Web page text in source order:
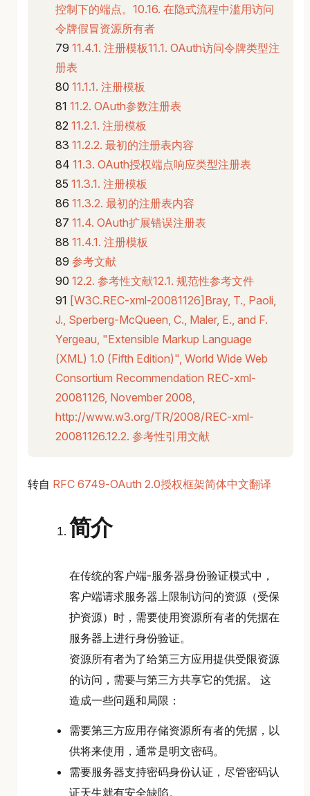
控制下的端点。10.16. 在隐式流程中滥用访问
令牌假冒资源所有者
11.4.1. 注册模板11.1. OAuth访问令牌类型注
册表
11.1.1. 注册模板
11.2. OAuth参数注册表
11.2.1. 注册模板
11.2.2. 最初的注册表内容
11.3. OAuth授权端点响应类型注册表
11.3.1. 注册模板
11.3.2. 最初的注册表内容
11.4. OAuth扩展错误注册表
11.4.1. 注册模板
参考文献
12.2. 参考性文献12.1. 规范性参考文件
[W3C.REC-xml-20081126]Bray, T., Paoli,
J., Sperberg-McQueen, C., Maler, E., and F.
Yergeau, "Extensible Markup Language
(XML) 1.0 (Fifth Edition)", World Wide Web
Consortium Recommendation REC-xml-
20081126, November 2008,
http://www.w3.org/TR/2008/REC-xml-
20081126.12.2. 参考性引用文献
转自 RFC 6749-OAuth 2.0授权框架简体中文翻译
简介
在传统的客户端-服务器身份验证模式中，
客户端请求服务器上限制访问的资源（受保
护资源）时，需要使用资源所有者的凭据在
服务器上进行身份验证。
资源所有者为了给第三方应用提供受限资源
的访问，需要与第三方共享它的凭据。 这
造成一些问题和局限：
需要第三方应用存储资源所有者的凭据，以
供将来使用，通常是明文密码。
需要服务器支持密码身份认证，尽管密码认
证天生就有安全缺陷。